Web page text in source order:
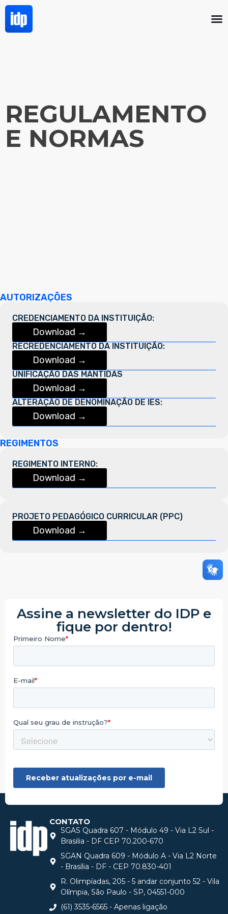
REGULAMENTO
E NORMAS
AUTORIZAÇÕES
CREDENCIAMENTO DA INSTITUIÇÃO:
Download →
RECREDENCIAMENTO DA INSTITUIÇÃO:
Download →
UNIFICAÇÃO DAS MANTIDAS
Download →
ALTERAÇÃO DE DENOMINAÇÃO DE IES:
Download →
REGIMENTOS
REGIMENTO INTERNO:
Download →
PROJETO PEDAGÓGICO CURRICULAR (PPC)
Download →
Assine a newsletter do IDP e
fique por dentro!
CONTATO
SGAS Quadra 607 - Módulo 49 - Via L2 Sul -
Brasilia - DF CEP 70.200-670
SGAN Quadra 609 - Módulo A - Via L2 Norte
- Brasília - DF - CEP 70.830-401
R. Olimpíadas, 205 - 5 andar conjunto 52 - Vila
Olímpia, São Paulo - SP, 04551-000
(61) 3535-6565 - Apenas ligação